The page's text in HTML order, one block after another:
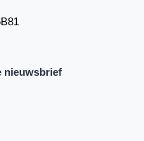
nieuwsbrief